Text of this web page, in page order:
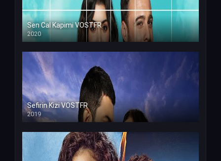
Sen Cal Kapimi VOSTFR
2020
Sefirin Kizi VOSTFR
2019